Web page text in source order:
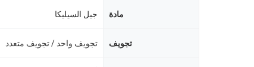
مادة جيل السيليكا
تجويف تجويف واحد / تجويف متعدد